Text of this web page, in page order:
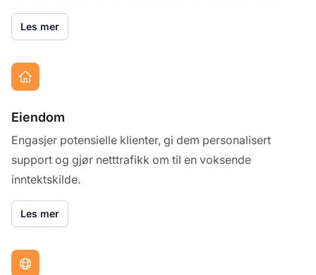
Les mer
Eiendom
Engasjer potensielle klienter, gi dem personalisert
support og gjør netttrafikk om til en voksende
inntektskilde.
Les mer